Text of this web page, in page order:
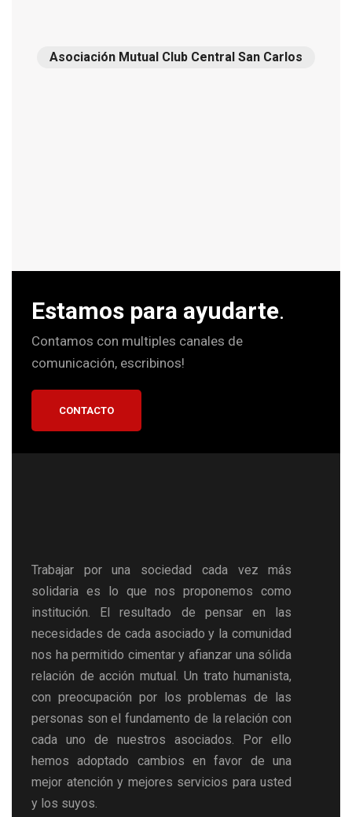
Asociación Mutual Club Central San Carlos
Estamos para ayudarte.
Contamos con multiples canales de
comunicación, escribinos!
CONTACTO
Trabajar por una sociedad cada vez más
solidaria es lo que nos proponemos como
institución. El resultado de pensar en las
necesidades de cada asociado y la comunidad
nos ha permitido cimentar y afianzar una sólida
relación de acción mutual. Un trato humanista,
con preocupación por los problemas de las
personas son el fundamento de la relación con
cada uno de nuestros asociados. Por ello
hemos adoptado cambios en favor de una
mejor atención y mejores servicios para usted
y los suyos.